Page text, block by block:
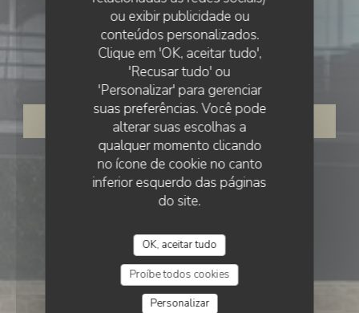
ou exibir publicidade ou
conteúdos personalizados.
Clique em 'OK, aceitar tudo',
'Recusar tudo' ou
'Personalizar' para gerenciar
suas preferências. Você pode
alterar suas escolhas a
qualquer momento clicando
no ícone de cookie no canto
inferior esquerdo das páginas
do site.
OK, aceitar tudo
Proíbe todos cookies
Personalizar
SAINT-MARCEL-LÈS-VALENCE
Ô2b BistrÔboul’
RESERVAR UMA MESA
Ô2B BISTRÔBOUL’